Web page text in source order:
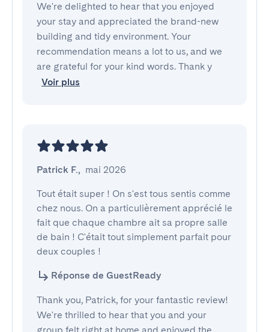
We're delighted to hear that you enjoyed
your stay and appreciated the brand-new
building and tidy environment. Your
recommendation means a lot to us, and we
are grateful for your kind words. Thank y
Voir plus
Patrick F., mai 2026
Tout était super ! On s'est tous sentis comme
chez nous. On a particulièrement apprécié le
fait que chaque chambre ait sa propre salle
de bain ! C'était tout simplement parfait pour
deux couples !
Réponse de GuestReady
Thank you, Patrick, for your fantastic review!
We're thrilled to hear that you and your